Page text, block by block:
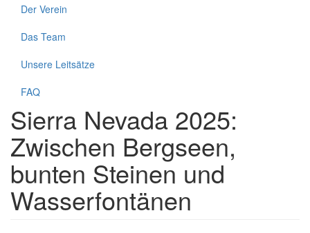
Der Verein
Das Team
Unsere Leitsätze
FAQ
Sierra Nevada 2025:
Zwischen Bergseen,
bunten Steinen und
Wasserfontänen